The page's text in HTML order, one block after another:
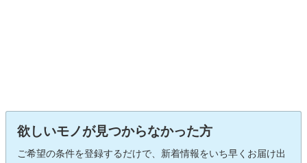
欲しいモノが見つからなかった方
ご希望の条件を登録するだけで、新着情報をいち早くお届け出